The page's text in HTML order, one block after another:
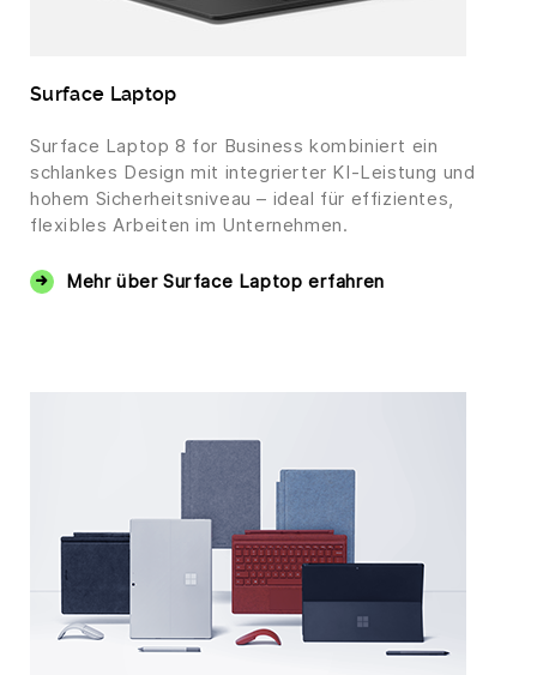
Surface Laptop
Surface Laptop 8 for Business kombiniert ein
schlankes Design mit integrierter KI-Leistung und
hohem Sicherheitsniveau – ideal für effizientes,
flexibles Arbeiten im Unternehmen.
Mehr über Surface Laptop erfahren